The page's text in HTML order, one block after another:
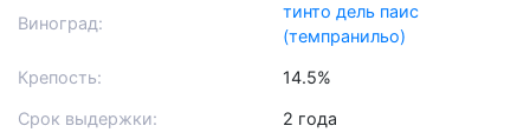
Виноград:
тинто дель паис
(темпранильо)
Крепость: 14.5%
Срок выдержки: 2 года